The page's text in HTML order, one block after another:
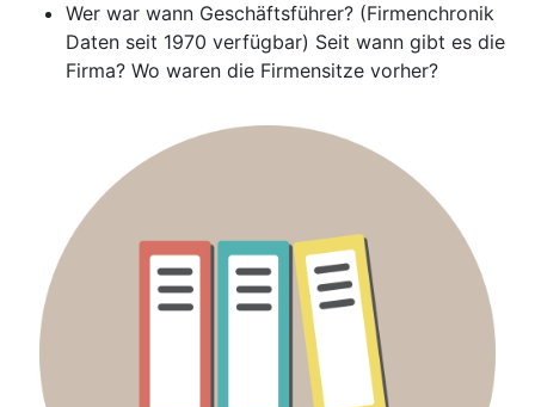
Wer war wann Geschäftsführer? (Firmenchronik
Daten seit 1970 verfügbar) Seit wann gibt es die
Firma? Wo waren die Firmensitze vorher?